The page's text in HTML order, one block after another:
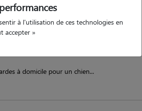
possède des animaux
à domicile pour un chien...
à l'utilisation de ces technologies en
accepter »